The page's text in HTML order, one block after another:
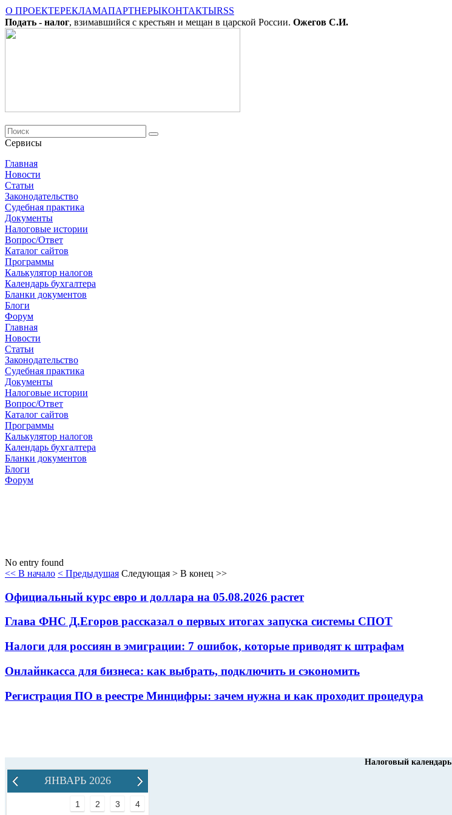
О ПРОЕКТЕРЕКЛАМАПАРТНЕРЫКОНТАКТЫRSS
Подать - налог, взимавшийся с крестьян и мещан в царской России. Ожегов С.И.
Сервисы
Главная
Новости
Cтатьи
Законодательство
Судебная практика
Документы
Налоговые истории
Вопрос/Ответ
Каталог сайтов
Программы
Калькулятор налогов
Календарь бухгалтера
Бланки документов
Блоги
Форум
Главная
Новости
Cтатьи
Законодательство
Судебная практика
Документы
Налоговые истории
Вопрос/Ответ
Каталог сайтов
Программы
Калькулятор налогов
Календарь бухгалтера
Бланки документов
Блоги
Форум
No entry found
<< В начало < Предыдущая Следующая > В конец >>
Официальный курс евро и доллара на 05.08.2026 растет
Глава ФНС Д.Егоров рассказал о первых итогах запуска системы СПОТ
Налоги для россиян в эмиграции: 7 ошибок, которые приводят к штрафам
Онлайнкасса для бизнеса: как выбрать, подключить и сэкономить
Регистрация ПО в реестре Минцифры: зачем нужна и как проходит процедура
Налоговый календарь
ЯНВАРЬ 2026
1 2 3 4